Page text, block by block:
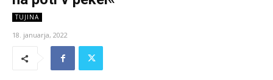
TUJINA
18. januarja, 2022